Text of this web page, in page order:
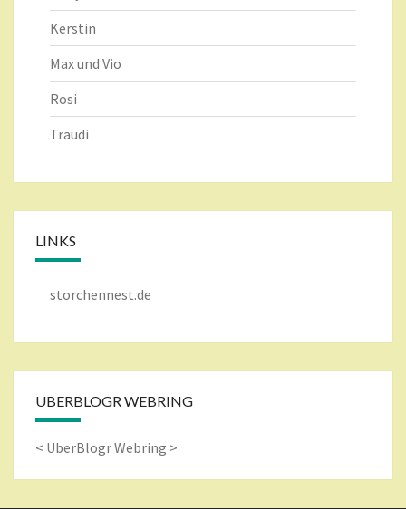
Kerstin
Max und Vio
Rosi
Traudi
LINKS
storchennest.de
UBERBLOGR WEBRING
< UberBlogr Webring >